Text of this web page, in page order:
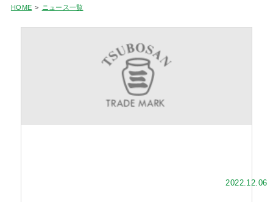
HOME ニュース一覧
2022.12.06